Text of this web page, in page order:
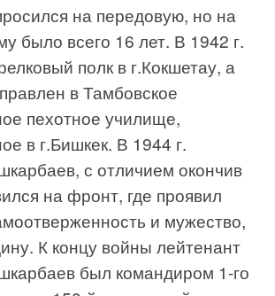
на передовую, но на
было всего 16 лет. В 1942 г.
полк в г.Кокшетау, а
в Тамбовское
пехотное училище,
в г.Бишкек. В 1944 г.
с отличием окончив
на фронт, где проявил
и мужество,
К концу войны лейтенант
был командиром 1-го